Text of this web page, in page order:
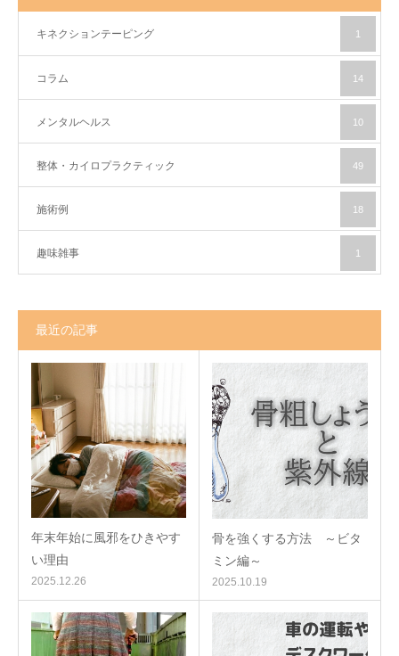
キネクションテーピング 1
コラム 14
メンタルヘルス 10
整体・カイロプラクティック 49
施術例 18
趣味雑事 1
最近の記事
年末年始に風邪をひきやす
い理由
2025.12.26
骨を強くする方法 ～ビタ
ミン編～
2025.10.19